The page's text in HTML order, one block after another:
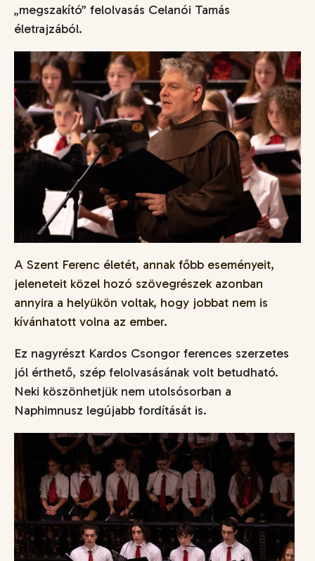
„megszakító” felolvasás Celanói Tamás
életrajzából.
A Szent Ferenc életét, annak főbb eseményeit,
jeleneteit közel hozó szövegrészek azonban
annyira a helyükön voltak, hogy jobbat nem is
kívánhatott volna az ember.
Ez nagyrészt Kardos Csongor ferences szerzetes
jól érthető, szép felolvasásának volt betudható.
Neki köszönhetjük nem utolsósorban a
Naphimnusz legújabb fordítását is.